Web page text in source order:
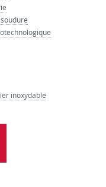
inoxydable